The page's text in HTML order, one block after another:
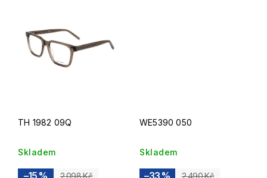
TH 1982 09Q
Skladem
2 098 Kč
–15 %
WE5390 050
Skladem
2 490 Kč
–33 %